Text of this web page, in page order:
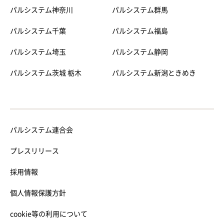
パルシステム神奈川
パルシステム千葉
パルシステム埼玉
パルシステム茨城 栃木
パルシステム群馬
パルシステム福島
パルシステム静岡
パルシステム新潟ときめき
パルシステム連合会
プレスリリース
採用情報
個人情報保護方針
cookie等の利用について